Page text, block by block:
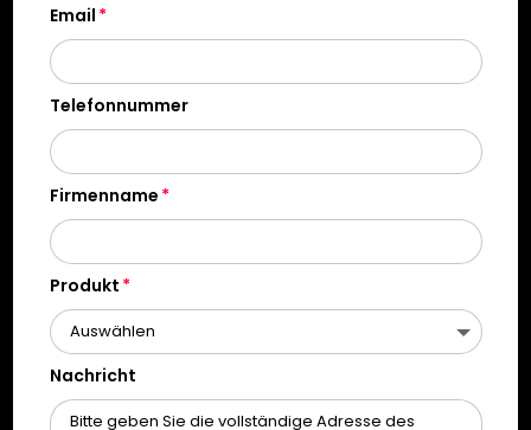
Email
Telefonnummer
Firmenname
Produkt
Nachricht